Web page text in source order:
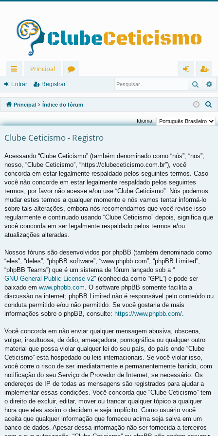
in
ks
rá
os
Principal
u
ns
ra
r
eg
ist
ra
Entrar Registrar
Principal Índice do fórum
s
Idioma:
Clube Ceticismo - Registro
Acessando “Clube Ceticismo” (também denominado como “nós”, “nos”,
nosso, “Clube Ceticismo”, “https://clubeceticismo.com.br”), você
concorda em estar legalmente respaldado pelos seguintes termos. Caso
você não concorde em estar legalmente respaldado pelos seguintes
termos, por favor não acesse e/ou use “Clube Ceticismo”. Nós podemos
mudar estes termos a qualquer momento e nós vamos tentar informá-lo
sobre tais alterações, embora nós recomendamos que você revise isso
regularmente e continuado usando “Clube Ceticismo” depois, significa que
você concorda em ser legalmente respaldado pelos termos e/ou
atualizações alteradas.
Nossos fóruns são desenvolvidos por phpBB (também denominado como
“eles”, “deles”, “phpBB software”, “www.phpbb.com”, “phpBB Limited”,
“phpBB Teams”) que é um sistema de fórum lançado sob a “
GNU General Public License v2” (conhecida como “GPL”) e pode ser
baixado em www.phpbb.com . O software phpBB somente facilita a
discussão na internet; phpBB Limited não é responsável pelo conteúdo ou
conduta permitido e/ou não permitido. Se você gostaria de mais
informações sobre o phpBB, consulte: https://www.phpbb.com/
Você concorda em não enviar qualquer mensagem abusiva, obscena,
vulgar, insultuosa, de ódio, ameaçadora, pornográfica ou qualquer outro
material que possa violar qualquer lei do seu país, do país onde “Clube
Ceticismo” está hospedado ou leis internacionais. Se você violar isso,
você corre o risco de ser imediatamente e permanentemente banido, com
notificação do seu Serviço de Provedor de Internet, se necessário. Os
endereços de IP de todas as mensagens são registrados para ajudar a
implementar essas condições. Você concorda que “Clube Ceticismo” tem
o direito de excluir, editar, mover ou trancar qualquer tópico a qualquer
hora que eles assim o decidam e seja implícito. Como usuário você
aceita que qualquer informação que forneceu acima seja salva em um
banco de dados. Apesar dessa informação não ser fornecida a terceiros